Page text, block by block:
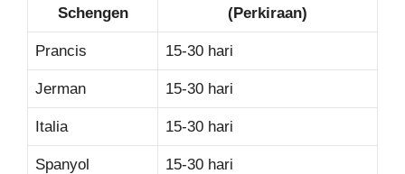
Schengen
(Perkiraan)
Prancis 15-30 hari
Jerman 15-30 hari
Italia 15-30 hari
Spanyol 15-30 hari